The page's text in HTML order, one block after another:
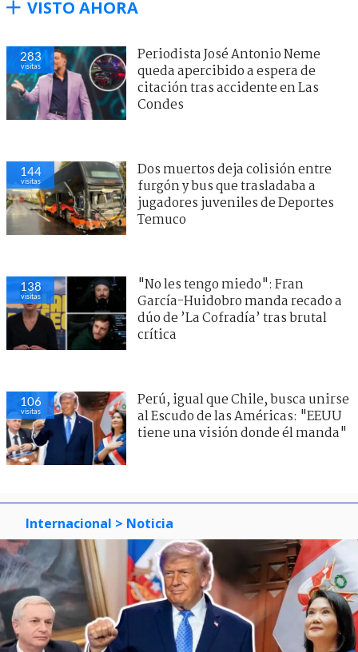
VISTO AHORA
283
visitas
Periodista José Antonio Neme
queda apercibido a espera de
citación tras accidente en Las
Condes
144
visitas
Dos muertos deja colisión entre
furgón y bus que trasladaba a
jugadores juveniles de Deportes
Temuco
138
visitas
"No les tengo miedo": Fran
García-Huidobro manda recado a
dúo de ’La Cofradía’ tras brutal
crítica
106
visitas
Perú, igual que Chile, busca unirse
al Escudo de las Américas: "EEUU
tiene una visión donde él manda"
Internacional > Noticia